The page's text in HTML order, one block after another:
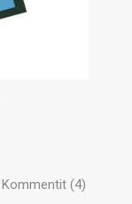
Kommentit (4)